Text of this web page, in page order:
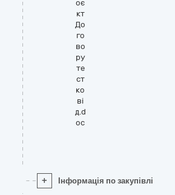
оє
кт
До
го
во
ру
те
ст
ко
ві
д.d
oc
+ Інформація по закупівлі